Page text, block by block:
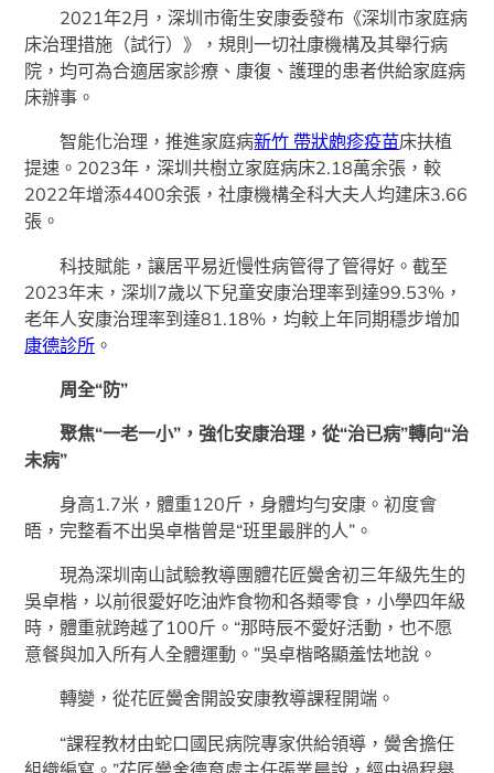
2021年2月，深圳市衛生安康委發布《深圳市家庭病
床治理措施（試行）》，規則一切社康機構及其舉行病
院，均可為合適居家診療、康復、護理的患者供給家庭病
床辦事。
智能化治理，推進家庭病新竹 帶狀皰疹疫苗床扶植
提速。2023年，深圳共樹立家庭病床2.18萬余張，較
2022年增添4400余張，社康機構全科大夫人均建床3.66
張。
科技賦能，讓居平易近慢性病管得了管得好。截至
2023年末，深圳7歲以下兒童安康治理率到達99.53%，
老年人安康治理率到達81.18%，均較上年同期穩步增加
康德診所 。
周全“防”
聚焦“一老一小”，強化安康治理，從“治已病”轉向“治
未病”
身高1.7米，體重120斤，身體均勻安康。初度會
晤，完整看不出吳卓楷曾是“班里最胖的人”。
現為深圳南山試驗教導團體花匠黌舍初三年級先生的
吳卓楷，以前很愛好吃油炸食物和各類零食，小學四年級
時，體重就跨越了100斤。“那時辰不愛好活動，也不愿
意餐與加入所有人全體運動。”吳卓楷略顯羞怯地說。
轉變，從花匠黌舍開設安康教導課程開端。
“課程教材由蛇口國民病院專家供給領導，黌舍擔任